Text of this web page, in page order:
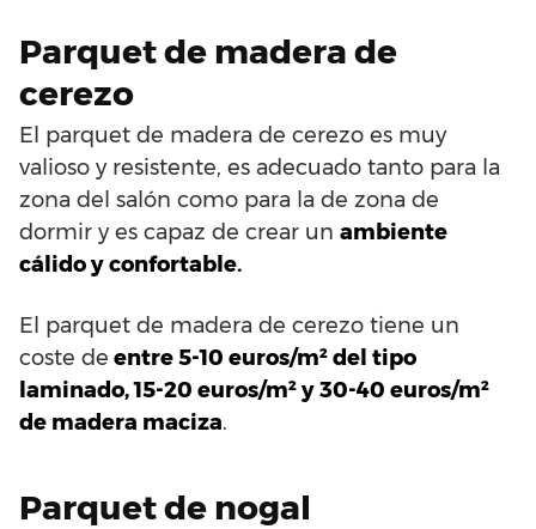
Parquet de madera de
cerezo
El parquet de madera de cerezo es muy
valioso y resistente, es adecuado tanto para la
zona del salón como para la de zona de
dormir y es capaz de crear un ambiente
cálido y confortable.
El parquet de madera de cerezo tiene un
coste de entre 5-10 euros/m² del tipo
laminado, 15-20 euros/m² y 30-40 euros/m²
de madera maciza.
Parquet de nogal